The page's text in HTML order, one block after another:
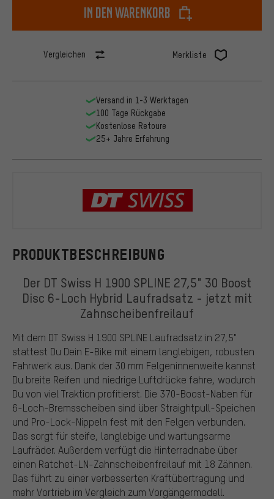
In den Warenkorb
Vergleichen Merkliste
PRODUKTBESCHREIBUNG
Der DT Swiss H 1900 SPLINE 27,5" 30 Boost
Disc 6-Loch Hybrid Laufradsatz - jetzt mit
Zahnscheibenfreilauf
Mit dem DT Swiss H 1900 SPLINE Laufradsatz in 27,5"
stattest Du Dein E-Bike mit einem langlebigen, robusten
Fahrwerk aus. Dank der 30 mm Felgeninnenweite kannst
Du breite Reifen und niedrige Luftdrücke fahre, wodurch
Du von viel Traktion profitierst. Die 370-Boost-Naben für
6-Loch-Bremsscheiben sind über Straightpull-Speichen
und Pro-Lock-Nippeln fest mit den Felgen verbunden.
Das sorgt für steife, langlebige und wartungsarme
Laufräder. Außerdem verfügt die Hinterradnabe über
einen Ratchet-LN-Zahnscheibenfreilauf mit 18 Zähnen.
Das führt zu einer verbesserten Kraftübertragung und
mehr Vortrieb im Vergleich zum Vorgängermodell.
Versand in 1-3 Werktagen
100 Tage Rückgabe
Kostenlose Retoure
25+ Jahre Erfahrung
DT Swiss